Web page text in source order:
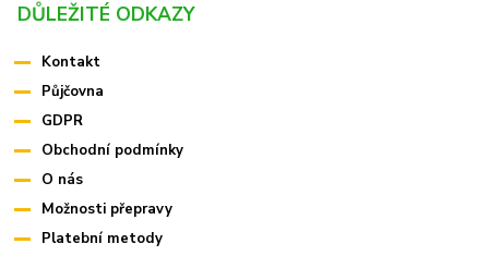
DŮLEŽITÉ ODKAZY
Kontakt
Půjčovna
GDPR
Obchodní podmínky
O nás
Možnosti přepravy
Platební metody